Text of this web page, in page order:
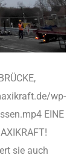
wp-
​​EINE
sie auch